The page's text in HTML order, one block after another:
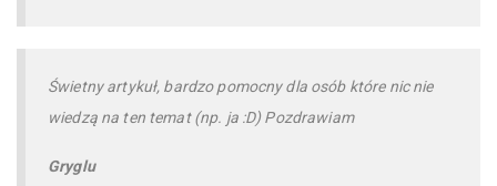
Świetny artykuł, bardzo pomocny dla osób które nic nie
wiedzą na ten temat (np. ja :D) Pozdrawiam
Gryglu